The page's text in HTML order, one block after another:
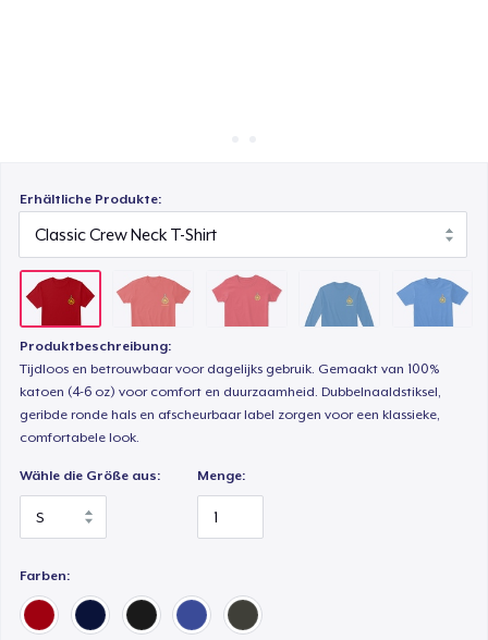
Erhältliche Produkte:
Produktbeschreibung:
Tijdloos en betrouwbaar voor dagelijks gebruik. Gemaakt van 100%
katoen (4-6 oz) voor comfort en duurzaamheid. Dubbelnaaldstiksel,
geribde ronde hals en afscheurbaar label zorgen voor een klassieke,
comfortabele look.
Wähle die Größe aus: Menge:
Farben: